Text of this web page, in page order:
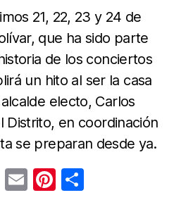
21, 22, 23 y 24 de
que ha sido parte
de los conciertos
un hito al ser la casa
electo, Carlos
Distrito, en coordinación
se preparan desde ya.
T E Pi